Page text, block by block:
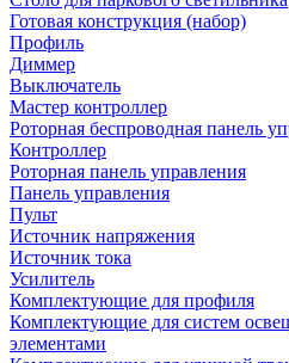
Готовая конструкция (набор)
Профиль
Диммер
Выключатель
Мастер контроллер
Роторная беспроводная панель
Контроллер
Роторная панель управления
Панель управления
Пульт
Источник напряжения
Источник тока
Усилитель
Комплектующие для профиля
Комплектующие для систем
элементами